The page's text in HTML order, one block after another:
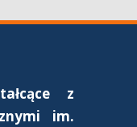
z
im.